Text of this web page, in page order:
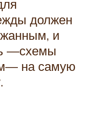
должен
и
—схемы
на самую